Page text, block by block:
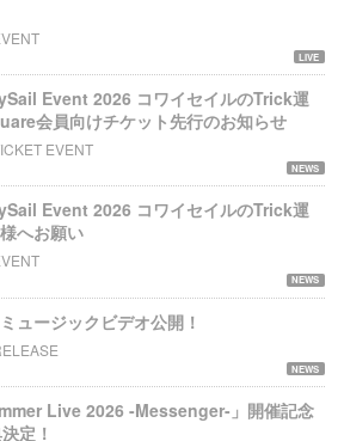
LIVE
Event 2026 コワイセイルのTrick運
会員向けチケット先行のお知らせ
EVENT
NEWS
Event 2026 コワイセイルのTrick運
へお願い
NEWS
ュージックビデオ公開！
NEWS
Live 2026 -Messenger-」開催記念
定！